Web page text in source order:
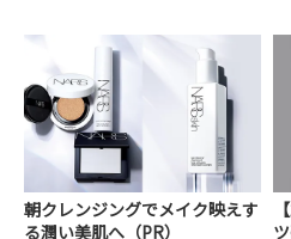
朝クレンジングでメイク映えす
る潤い美肌へ（PR）